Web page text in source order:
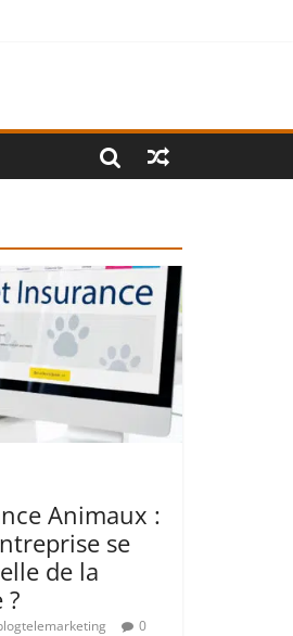
Animaux :
se
de la
?
0